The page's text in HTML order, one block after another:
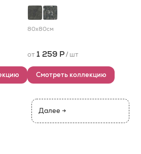
80x80см
от 1 259 Р/ шт
Смотреть коллекцию
Далее →